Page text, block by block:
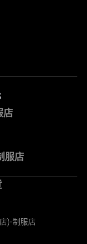
店
服店
)-制服店